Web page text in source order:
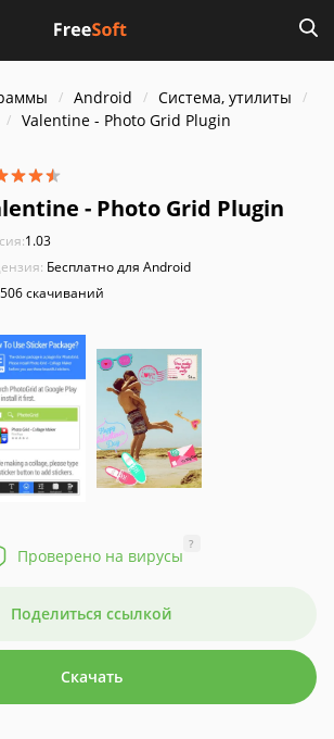
Android
Система, утилиты
Valentine - Photo Grid Plugin
- Photo Grid Plugin
1.03
Бесплатно для Android
506 скачиваний
Проверено на вирусы
?
Поделиться ссылкой
Скачать